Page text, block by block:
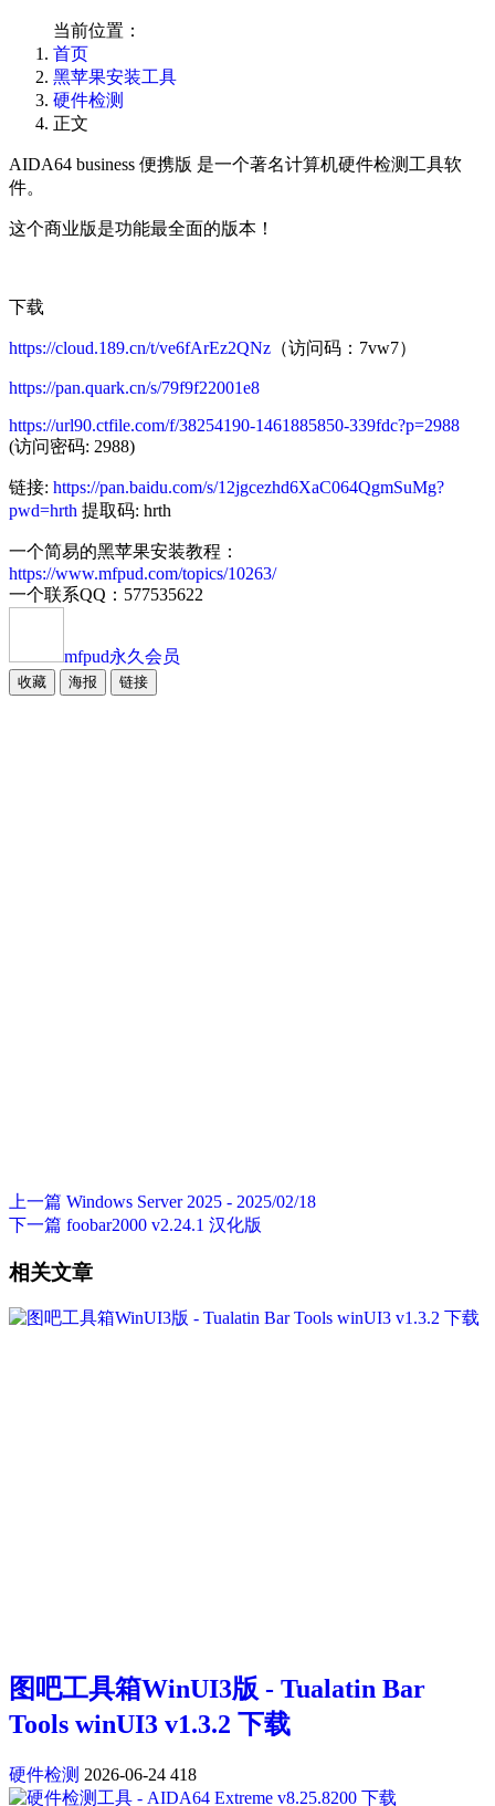
当前位置：
首页
黑苹果安装工具
硬件检测
正文
AIDA64 business 便携版 是一个著名计算机硬件检测工具软
件。
这个商业版是功能最全面的版本！
下载
https://cloud.189.cn/t/ve6fArEz2QNz （访问码：7vw7）
https://pan.quark.cn/s/79f9f22001e8
https://url90.ctfile.com/f/38254190-1461885850-339fdc?p=2988
(访问密码: 2988)
链接: https://pan.baidu.com/s/12jgcezhd6XaC064QgmSuMg?
pwd=hrth 提取码: hrth
一个简易的黑苹果安装教程：
https://www.mfpud.com/topics/10263/
一个联系QQ：577535622
mfpud永久会员
收藏 海报 链接
上一篇 Windows Server 2025 - 2025/02/18
下一篇 foobar2000 v2.24.1 汉化版
相关文章
图吧工具箱WinUI3版 - Tualatin Bar
Tools winUI3 v1.3.2 下载
硬件检测 2026-06-24 418